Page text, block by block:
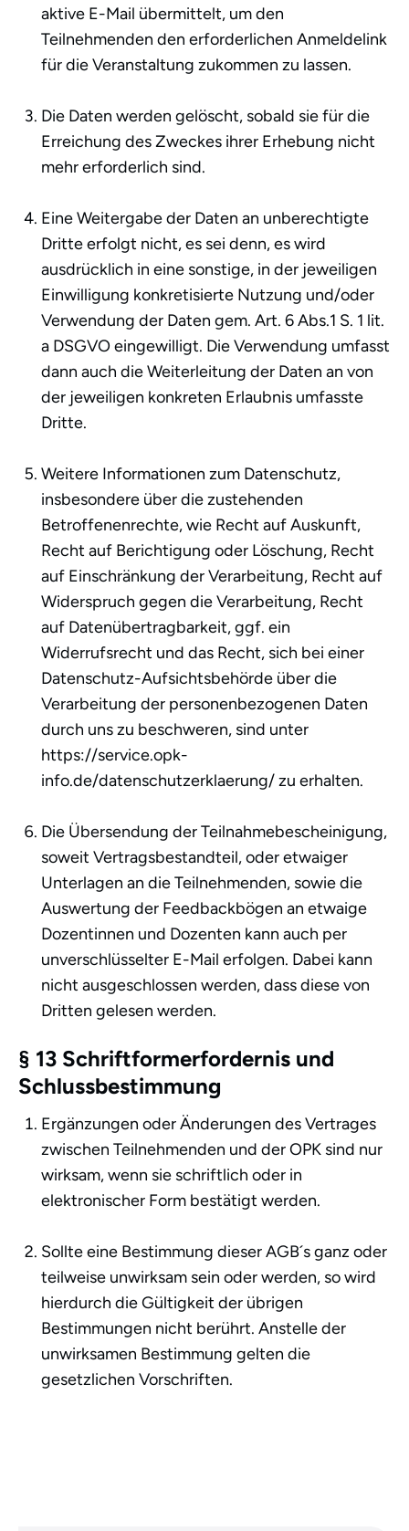
aktive E-Mail übermittelt, um den
Teilnehmenden den erforderlichen Anmeldelink
für die Veranstaltung zukommen zu lassen.
Die Daten werden gelöscht, sobald sie für die
Erreichung des Zweckes ihrer Erhebung nicht
mehr erforderlich sind.
Eine Weitergabe der Daten an unberechtigte
Dritte erfolgt nicht, es sei denn, es wird
ausdrücklich in eine sonstige, in der jeweiligen
Einwilligung konkretisierte Nutzung und/oder
Verwendung der Daten gem. Art. 6 Abs.1 S. 1 lit.
a DSGVO eingewilligt. Die Verwendung umfasst
dann auch die Weiterleitung der Daten an von
der jeweiligen konkreten Erlaubnis umfasste
Dritte.
Weitere Informationen zum Datenschutz,
insbesondere über die zustehenden
Betroffenenrechte, wie Recht auf Auskunft,
Recht auf Berichtigung oder Löschung, Recht
auf Einschränkung der Verarbeitung, Recht auf
Widerspruch gegen die Verarbeitung, Recht
auf Datenübertragbarkeit, ggf. ein
Widerrufsrecht und das Recht, sich bei einer
Datenschutz-Aufsichtsbehörde über die
Verarbeitung der personenbezogenen Daten
durch uns zu beschweren, sind unter
https://service.opk-
info.de/datenschutzerklaerung/ zu erhalten.
Die Übersendung der Teilnahmebescheinigung,
soweit Vertragsbestandteil, oder etwaiger
Unterlagen an die Teilnehmenden, sowie die
Auswertung der Feedbackbögen an etwaige
Dozentinnen und Dozenten kann auch per
unverschlüsselter E-Mail erfolgen. Dabei kann
nicht ausgeschlossen werden, dass diese von
Dritten gelesen werden.
§ 13 Schriftformerfordernis und
Schlussbestimmung
Ergänzungen oder Änderungen des Vertrages
zwischen Teilnehmenden und der OPK sind nur
wirksam, wenn sie schriftlich oder in
elektronischer Form bestätigt werden.
Sollte eine Bestimmung dieser AGB´s ganz oder
teilweise unwirksam sein oder werden, so wird
hierdurch die Gültigkeit der übrigen
Bestimmungen nicht berührt. Anstelle der
unwirksamen Bestimmung gelten die
gesetzlichen Vorschriften.